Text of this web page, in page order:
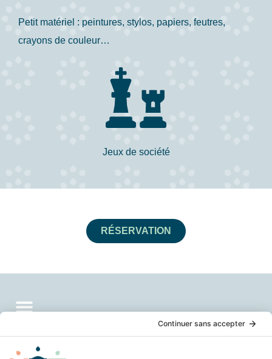
Petit matériel : peintures, stylos, papiers, feutres,
crayons de couleur…
Jeux de société
RÉSERVATION